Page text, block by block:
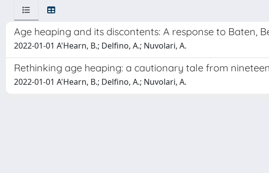
Age heaping and its discontents: A response to Baten,
2022-01-01 A'Hearn, B.; Delfino, A.; Nuvolari, A.
Rethinking age heaping: a cautionary tale from
2022-01-01 A'Hearn, B.; Delfino, A.; Nuvolari, A.